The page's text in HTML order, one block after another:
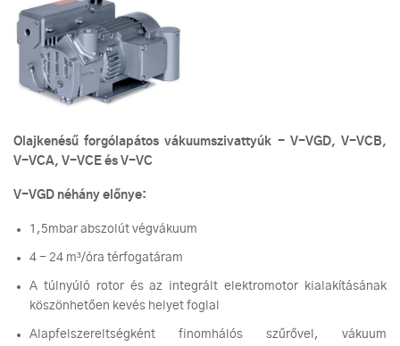
Olajkenésű forgólapátos vákuumszivattyúk - V-VGD, V-VCB,
V-VCA, V-VCE és V-VC
V-VGD néhány előnye:
1,5mbar abszolút végvákuum
4 - 24 m³/óra térfogatáram
A túlnyúló rotor és az integrált elektromotor kialakításának
köszönhetően kevés helyet foglal
Alapfelszereltségként finomhálós szűrővel, vákuum